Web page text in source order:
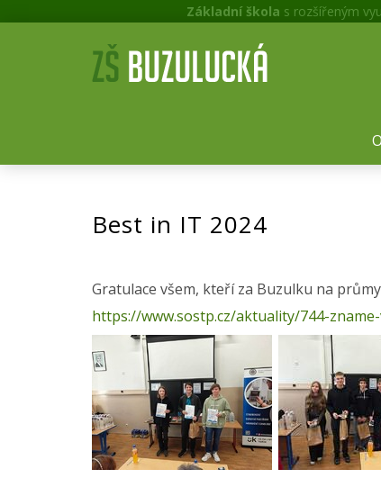
Základní škola s rozšířeným
Best in IT 2024
Gratulace všem, kteří za Buzulku na
https://www.sostp.cz/aktuality/744-